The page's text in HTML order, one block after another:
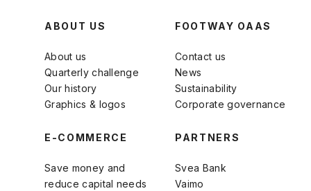
ABOUT US
About us
Quarterly challenge
Our history
Graphics & logos
FOOTWAY OAAS
Contact us
News
Sustainability
Corporate governance
E-COMMERCE
Save money and
reduce capital needs
PARTNERS
Svea Bank
Vaimo